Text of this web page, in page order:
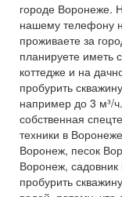
городе Воронеже.
нашему телефону
проживаете за
планируете иметь
коттедже и на
пробурить
например до 3 м³/
собственная
техники в
Воронеж, песок
Воронеж,
пробурить